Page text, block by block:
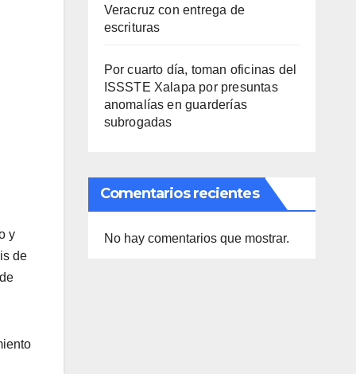
y
de
Veracruz con entrega de
escrituras
Por cuarto día, toman oficinas del
ISSSTE Xalapa por presuntas
anomalías en guarderías
subrogadas
Comentarios recientes
No hay comentarios que mostrar.